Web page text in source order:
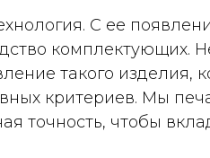
С ее
комплектующих.
такого
критериев. Мы
точность, чтобы